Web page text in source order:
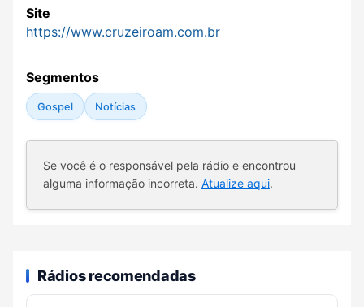
Site
https://www.cruzeiroam.com.br
Segmentos
Gospel Notícias
Se você é o responsável pela rádio e encontrou
alguma informação incorreta. Atualize aqui.
Rádios recomendadas